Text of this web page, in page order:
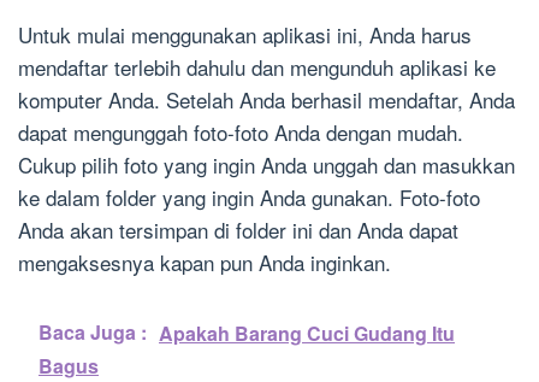
Untuk mulai menggunakan aplikasi ini, Anda harus
mendaftar terlebih dahulu dan mengunduh aplikasi ke
komputer Anda. Setelah Anda berhasil mendaftar, Anda
dapat mengunggah foto-foto Anda dengan mudah.
Cukup pilih foto yang ingin Anda unggah dan masukkan
ke dalam folder yang ingin Anda gunakan. Foto-foto
Anda akan tersimpan di folder ini dan Anda dapat
mengaksesnya kapan pun Anda inginkan.
Baca Juga : Apakah Barang Cuci Gudang Itu
Bagus